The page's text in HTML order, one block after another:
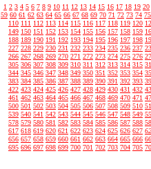
1 2 3 4 5 6 7 8 9 10 11 12 13 14 15 16 17 18 19 20
59 60 61 62 63 64 65 66 67 68 69 70 71 72 73 74 75
110 111 112 113 114 115 116 117 118 119 120
149 150 151 152 153 154 155 156 157 158 159
188 189 190 191 192 193 194 195 196 197 198
227 228 229 230 231 232 233 234 235 236 237
266 267 268 269 270 271 272 273 274 275 276
305 306 307 308 309 310 311 312 313 314 315
344 345 346 347 348 349 350 351 352 353 354
383 384 385 386 387 388 389 390 391 392 393
422 423 424 425 426 427 428 429 430 431 432
461 462 463 464 465 466 467 468 469 470 471
500 501 502 503 504 505 506 507 508 509 510
539 540 541 542 543 544 545 546 547 548 549
578 579 580 581 582 583 584 585 586 587 588
617 618 619 620 621 622 623 624 625 626 627
656 657 658 659 660 661 662 663 664 665 666
695 696 697 698 699 700 701 702 703 704 705